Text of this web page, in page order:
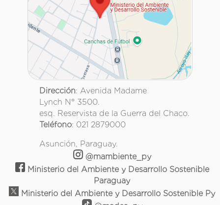
Dirección: Avenida Madame
Lynch N° 3500.
esq. Reservista de la Guerra del Chaco.
Teléfono: 021 2879000
Asunción, Paraguay.
@mambiente_py
Ministerio del Ambiente y Desarrollo Sostenible
Paraguay
Ministerio del Ambiente y Desarrollo Sostenible Py